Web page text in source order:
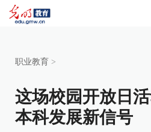
职业教育 >
这场校园开放日
本科发展新信号